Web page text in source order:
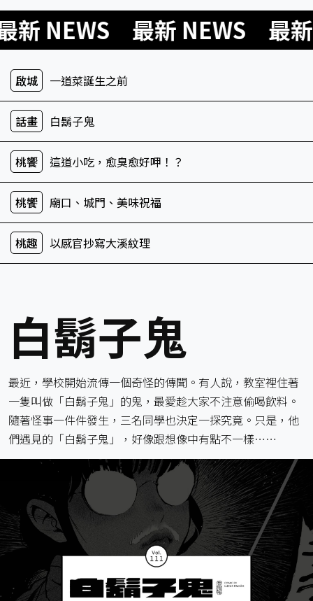
最新 NEWS 最新
啟城 一道菜誕生之前
話畫 白鬍子鬼
桃饗 這道小吃，愈臭愈好呷！？
桃饗 廟口、城門、美味祝福
桃趣 以感官抄寫大溪紋理
白鬍子鬼
最近，學校開始流傳一個奇怪的傳聞。有人說，教室裡住著
一隻叫做「白鬍子鬼」的鬼，最愛趁大家不注意偷喝飲料。
隨著怪事一件件發生，三名同學也決定一探究竟。只是，他
們遇見的「白鬍子鬼」，好像跟想像中有點不一樣⋯⋯